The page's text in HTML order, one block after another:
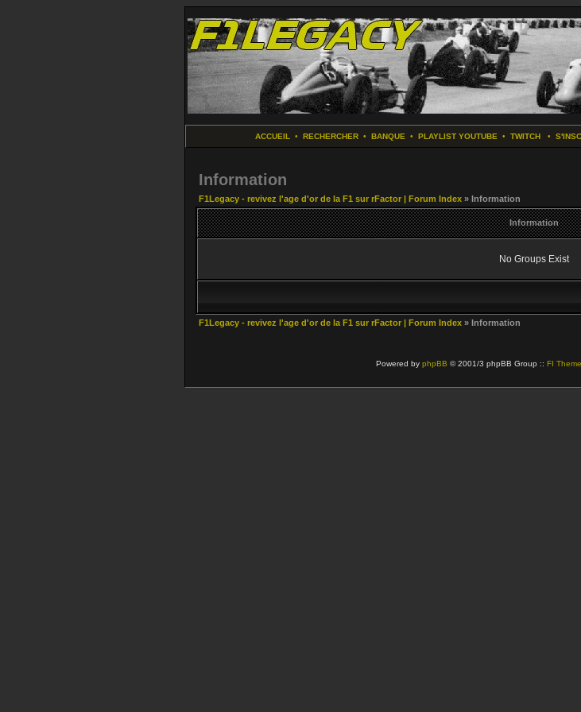
ACCUEIL • RECHERCHER• BANQUE • PLAYLIST YOUTUBE • TWITCH•
Information
F1Legacy - revivez l'age d'or de la F1 sur rFactor | Forum Index » Information
Information
No Groups Exist
F1Legacy - revivez l'age d'or de la F1 sur rFactor | Forum Index » Information
Powered by phpBB © 2001/3 phpBB Group :: FI Theme